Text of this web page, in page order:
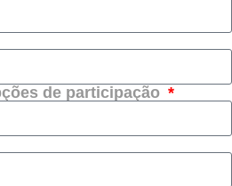
de participação